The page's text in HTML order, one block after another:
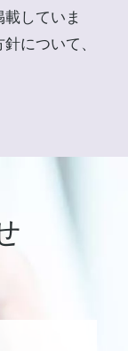
していま
について、